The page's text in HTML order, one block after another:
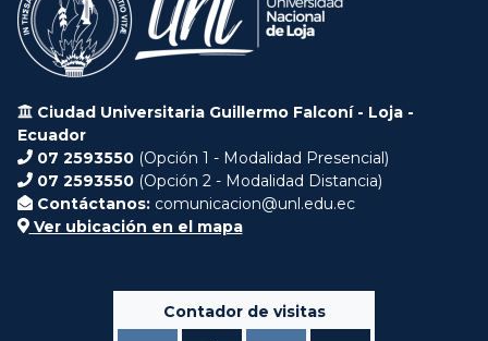
Ciudad Universitaria Guillermo Falconí - Loja -
Ecuador
07 2593550 (Opción 1 - Modalidad Presencial)
07 2593550 (Opción 2 - Modalidad Distancia)
Contáctanos: comunicacion@unl.edu.ec
Ver ubicación en el mapa
Contador de visitas